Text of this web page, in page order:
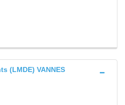
(LMDE) VANNES